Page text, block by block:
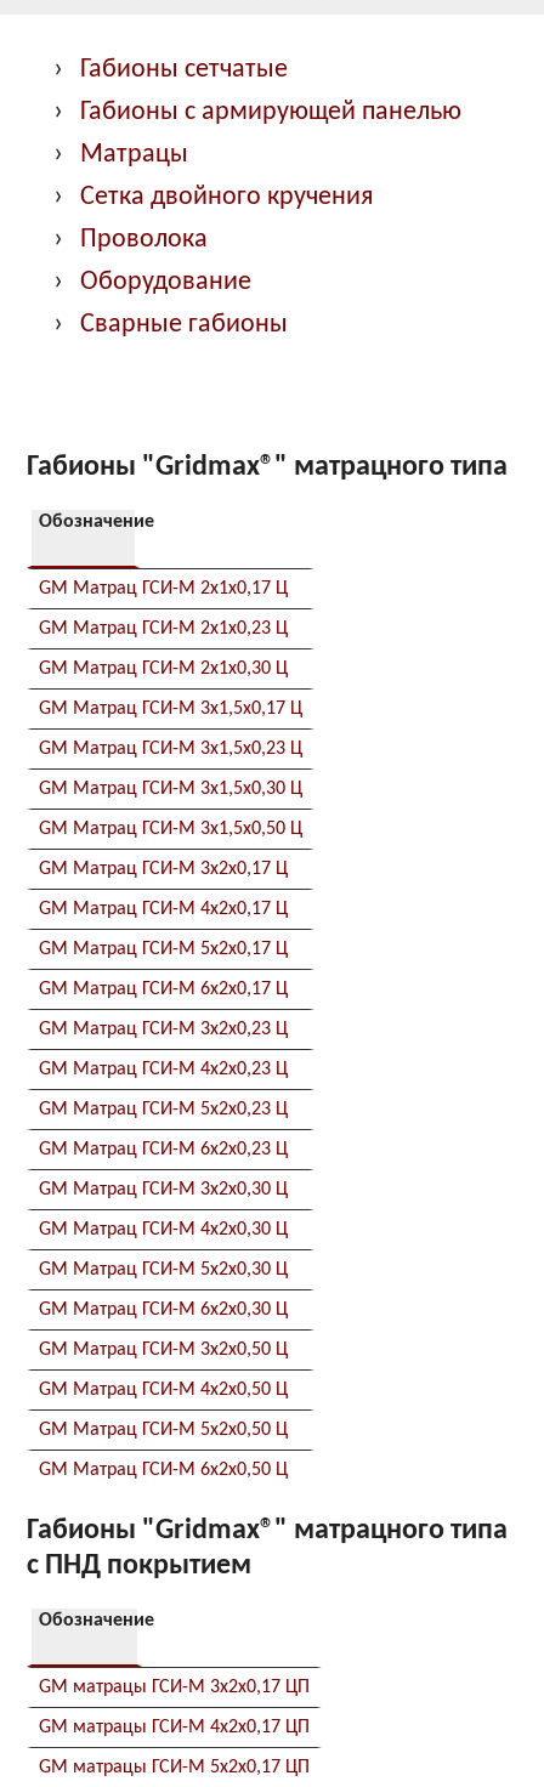
Габионы сетчатые
Габионы с армирующей панелью
Матрацы
Сетка двойного кручения
Проволока
Оборудование
Сварные габионы
Габионы "Gridmax®" матрацного типа
Обозначение
GM Матрац ГСИ-М 2x1x0,17 Ц
GM Матрац ГСИ-М 2x1x0,23 Ц
GM Матрац ГСИ-М 2x1x0,30 Ц
GM Матрац ГСИ-М 3x1,5x0,17 Ц
GM Матрац ГСИ-М 3x1,5x0,23 Ц
GM Матрац ГСИ-М 3x1,5x0,30 Ц
GM Матрац ГСИ-М 3x1,5x0,50 Ц
GM Матрац ГСИ-М 3x2x0,17 Ц
GM Матрац ГСИ-М 4x2x0,17 Ц
GM Матрац ГСИ-М 5x2x0,17 Ц
GM Матрац ГСИ-М 6x2x0,17 Ц
GM Матрац ГСИ-М 3x2x0,23 Ц
GM Матрац ГСИ-М 4x2x0,23 Ц
GM Матрац ГСИ-М 5x2x0,23 Ц
GM Матрац ГСИ-М 6x2x0,23 Ц
GM Матрац ГСИ-М 3x2x0,30 Ц
GM Матрац ГСИ-М 4x2x0,30 Ц
GM Матрац ГСИ-М 5x2x0,30 Ц
GM Матрац ГСИ-М 6x2x0,30 Ц
GM Матрац ГСИ-М 3x2x0,50 Ц
GM Матрац ГСИ-М 4x2x0,50 Ц
GM Матрац ГСИ-М 5x2x0,50 Ц
GM Матрац ГСИ-М 6x2x0,50 Ц
Габионы "Gridmax®" матрацного типа
c ПНД покрытием
Обозначение
GM матрацы ГСИ-М 3x2x0,17 ЦП
GM матрацы ГСИ-М 4x2x0,17 ЦП
GM матрацы ГСИ-М 5x2x0,17 ЦП